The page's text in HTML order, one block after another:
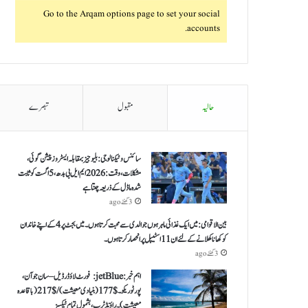
Go to the Arqam options page to set your social
accounts.
حالیہ مقبول تبصرے
سائنس و ٹیکنالوجی: بلیو جیز بمقابلہ ایسٹروز پیشن گوئی،
مشکلات، وقت: 2026 ایم ایل بی بدھ، 5 اگست کو ثابت
شدہ ماڈل کے ذریعہ چنتا ہے
3 گھنٹے ago
بین الاقوامی: میں ایک غذائی ماہر ہوں جو الدی سے محبت کرتا ہوں ۔ میں بجٹ پر 4 کے اپنے خاندان
کو کھانا کھلانے کے لئے ان 11 اسٹیپل پر انحصار کرتا ہوں ۔
3 گھنٹے ago
اہم خبر: jetBlue: فورٹ لاؤڈرڈیل – سان جوآن،
پورٹو ریکو ۔ $ 177 (بنیادی معیشت) / $ 217 (باقاعدہ
معیشت )۔ راؤنڈ ٹرپ، بشمول تمام ٹیکسز